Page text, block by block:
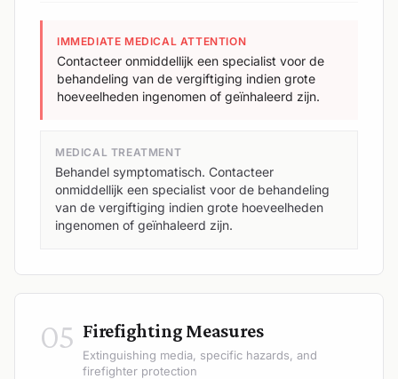
IMMEDIATE MEDICAL ATTENTION
Contacteer onmiddellijk een specialist voor de
behandeling van de vergiftiging indien grote
hoeveelheden ingenomen of geïnhaleerd zijn.
MEDICAL TREATMENT
Behandel symptomatisch. Contacteer
onmiddellijk een specialist voor de behandeling
van de vergiftiging indien grote hoeveelheden
ingenomen of geïnhaleerd zijn.
05 Firefighting Measures
Extinguishing media, specific hazards, and
firefighter protection